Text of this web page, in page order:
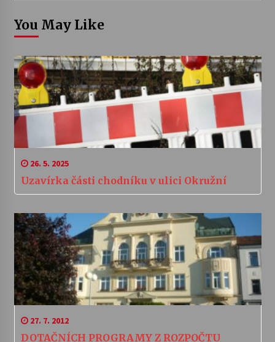
You May Like
26. 5. 2025
Uzavírka části chodníku v ulici Okružní
27. 7. 2012
DOTAČNÍCH PROGRAMY Z ROZPOČTU